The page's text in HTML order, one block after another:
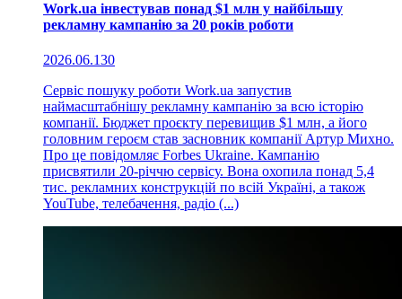
Work.ua інвестував понад $1 млн у найбільшу
рекламну кампанію за 20 років роботи
2026.06.130
Сервіс пошуку роботи Work.ua запустив
наймасштабнішу рекламну кампанію за всю історію
компанії. Бюджет проєкту перевищив $1 млн, а його
головним героєм став засновник компанії Артур Михно.
Про це повідомляє Forbes Ukraine. Кампанію
присвятили 20-річчю сервісу. Вона охопила понад 5,4
тис. рекламних конструкцій по всій Україні, а також
YouTube, телебачення, радіо (...)